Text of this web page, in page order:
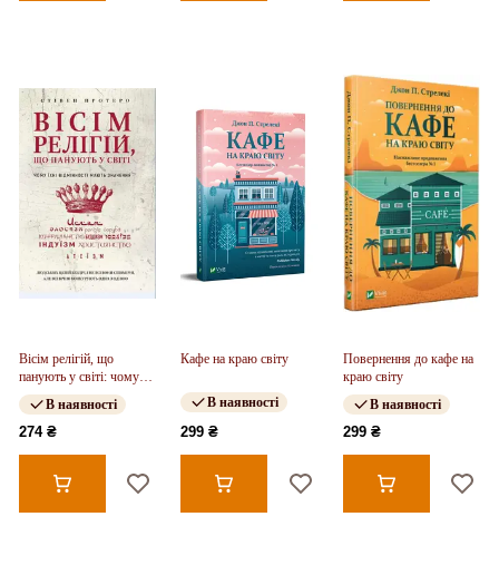
Вісім релігій, що
панують у світі: чому
їхні відмінності мають
значенняВ наявності
274 ₴
Кафе на краю світу
В наявності
299 ₴
Повернення до кафе на
краю світу
В наявності
299 ₴